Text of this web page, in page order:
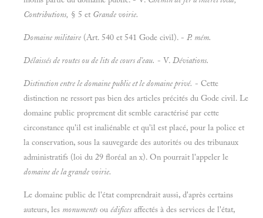
Contributions, § 5 et Grande voirie.
Domaine militaire (Art. 540 et 541 Gode civil). - P. mém.
Délaissés de routes ou de lits de cours d'eau. - V. Déviations.
Distinction entre le domaine public et le domaine privé. - Cette
distinction ne ressort pas bien des articles précités du Gode civil. Le
domaine public proprement dit semble caractérisé par cette
circonstance qu'il est inaliénable et qu'il est placé, pour la police et
la conservation, sous la sauvegarde des autorités ou des tribunaux
administratifs (loi du 29 floréal an x). On pourrait l'appeler le
domaine de la grande voirie.
Le domaine public de l'état comprendrait aussi, d'après certains
auteurs, les monuments ou édifices affectés à des services de l'état,